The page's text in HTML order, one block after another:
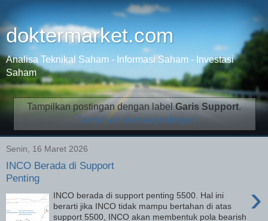
doktermarket.com
Analisa Teknikal Saham - Informasi Saham - Investasi
Saham
Tampilkan postingan dengan labelGaris Support.
Tampilkan semua postingan
Senin, 16 Maret 2026
INCO Berada di Support
Penting
›
INCO berada di support penting 5500. Hal ini
berarti jika INCO tidak mampu bertahan di atas
support 5500, INCO akan membentuk pola bearish